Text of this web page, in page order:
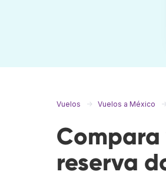
Vuelos Vuelos a México
reserva